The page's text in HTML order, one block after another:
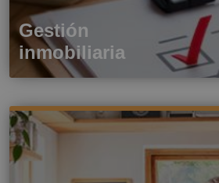
Gestión
inmobiliaria